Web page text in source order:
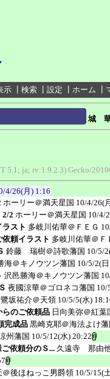
示 検索 設定 ホーム
城 華
5.1; ja; rv:1.9.2.3) Gecko/
4/26(月) 1:16
ホーリー＠満天星国 10/4/26(
2/2 ホーリー＠満天星国 10/4/
スト 多岐川佑華＠ＦＥＧ
頼イラスト 多岐川佑華＠Ｆ
鈴藤 瑞樹＠詩歌藩国 10/5/
海＠キノウツン藩国 10/5/2(
沢邑勝海＠キノウツン藩国
夜國涼華＠ゴロネコ藩国 10/
鷺坂祐介＠天領 10/5/5(水)
のご依頼品 日向美弥＠紅葉
完成品 黒崎克耶＠海法よけ藩
州藩国 10/5/12(水) 20:22
依頼分のＳ... 久遠寺 那由
＠後ほねっこ男爵領 10/5/15(